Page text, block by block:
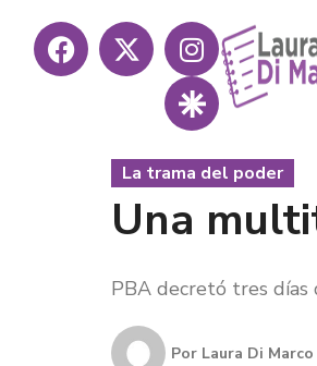
La trama del poder
Una
PBA decretó tres días
Por Laura Di Marco